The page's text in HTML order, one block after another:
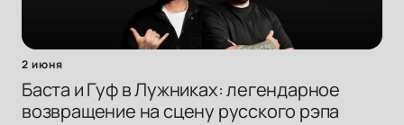
2 июня
Баста и Гуф в Лужниках: легендарное
возвращение на сцену русского рэпа